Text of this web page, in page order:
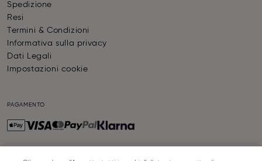
Spedizione
Resi
Termini & Condizioni
Informativa sulla privacy
Dati Legali
Impostazioni cookie
PAGAMENTO